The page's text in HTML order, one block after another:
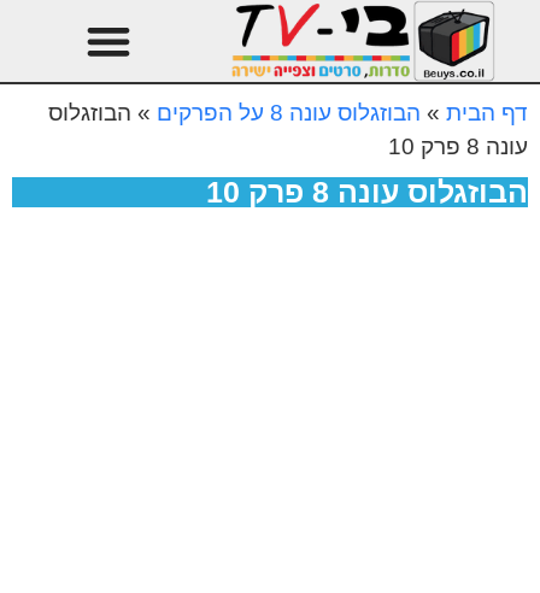
דף הבית » הבוזגלוס עונה 8 על הפרקים » הבוזגלוס
עונה 8 פרק 10
הבוזגלוס עונה 8 פרק 10